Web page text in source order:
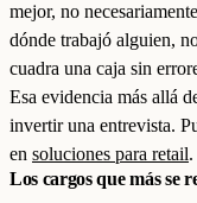
mejor, no
dónde trabajó alguien,
cuadra una caja sin
Esa evidencia más allá
invertir una entrevista.
en soluciones para retail.
Los cargos que más se